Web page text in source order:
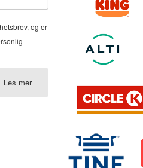
og er
Les mer